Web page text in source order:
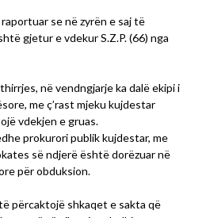
se në zyrën e saj të
gjetur e vdekur S.Z.P. (66) nga
në vendngjarje ka dalë ekipi i
me ç’rast mjeku kujdestar
vdekjen e gruas.
prokurori publik kujdestar, me
së ndjerë është dorëzuar në
për obduksion.
përcaktojë shkaqet e sakta që